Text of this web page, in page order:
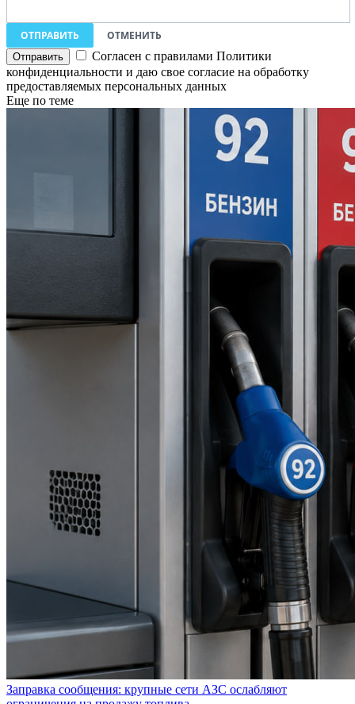
ОТПРАВИТЬ
ОТМЕНИТЬ
Согласен с правилами Политики
конфиденциальности и даю свое согласие на обработку
предоставляемых персональных данных
Еще по теме
Заправка сообщения: крупные сети АЗС ослабляют